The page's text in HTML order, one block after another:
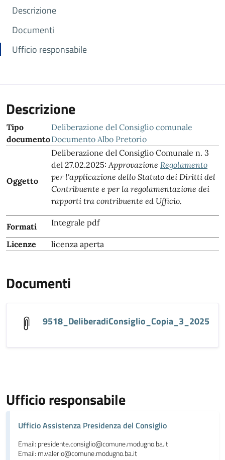
Descrizione
Documenti
Ufficio responsabile
Descrizione
Tipo
documento
Deliberazione del Consiglio comunale
Documento Albo Pretorio
Oggetto
Deliberazione del Consiglio Comunale n. 3
del 27.02.2025:Approvazione Regolamento
per l'applicazione dello Statuto dei Diritti del
Contribuente e per la regolamentazione dei
rapporti tra contribuente ed Ufficio.
Formati Integrale pdf
Licenze licenza aperta
Documenti
9518_DeliberadiConsiglio_Copia_3_2025
Ufficio responsabile
Ufficio Assistenza Presidenza del Consiglio
Email: presidente.consiglio@comune.modugno.ba.it
Email: m.valerio@comune.modugno.ba.it